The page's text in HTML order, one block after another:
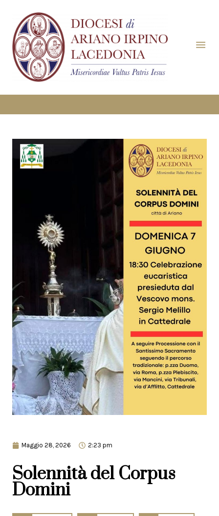
Maggio 28, 2026 2:23 pm
Solennità del Corpus
Domini